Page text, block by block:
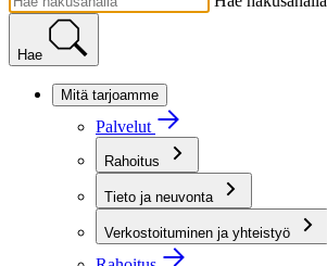
Hae
Mitä tarjoamme
Palvelut
Rahoitus
Tieto ja neuvonta
Verkostoituminen ja yhteistyö